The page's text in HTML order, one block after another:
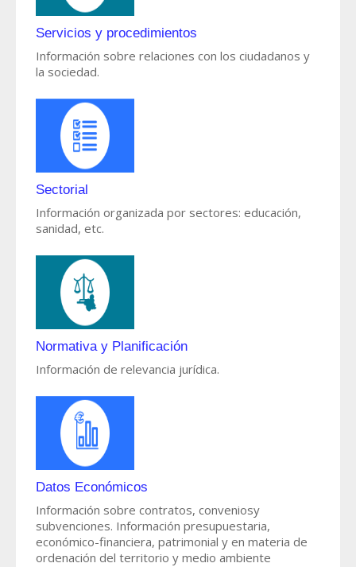
Servicios y procedimientos
Información sobre relaciones con los ciudadanos y
la sociedad.
Sectorial
Información organizada por sectores: educación,
sanidad, etc.
Normativa y Planificación
Información de relevancia jurídica.
Datos Económicos
Información sobre contratos, conveniosy
subvenciones. Información presupuestaria,
económico-financiera, patrimonial y en materia de
ordenación del territorio y medio ambiente